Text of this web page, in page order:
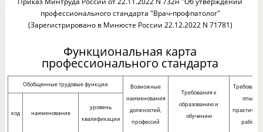
профессионального стандарта "Врач-профпатолог"
(Зарегистрировано в Минюсте России 22.12.2022 N 71781)
Функциональная карта
профессионального стандарта
Обобщенные трудовые функции
Возможные
наименования
должностей,
профессий
Требования к
образованию и
обучению
опыту
работы
код наименование
уровень
квалификации